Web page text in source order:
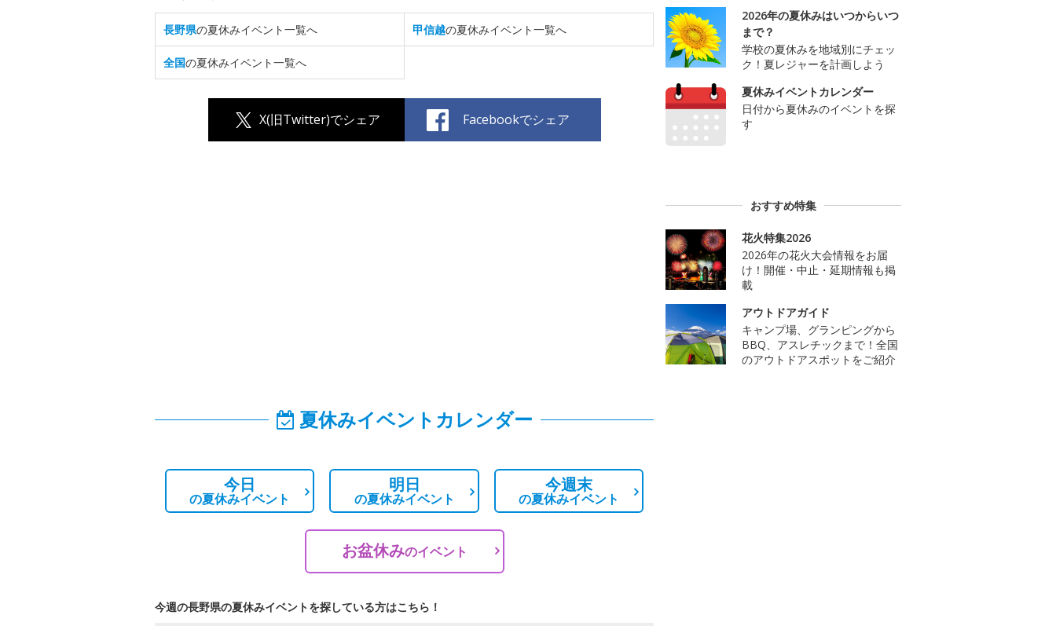
長野県の夏休みイベント一覧へ 甲信越の夏休みイベント一覧へ
全国の夏休みイベント一覧へ
X(旧Twitter)でシェア Facebookでシェア
夏休みイベントカレンダー
今日
の夏休みイベント
明日
の夏休みイベント
今週末
の夏休みイベント
お盆休みのイベント
今週の長野県の夏休みイベントを探している方はこちら！
2026年の夏休みはいつからいつ
まで？
学校の夏休みを地域別にチェッ
ク！夏レジャーを計画しよう
夏休みイベントカレンダー
日付から夏休みのイベントを探
す
おすすめ特集
花火特集2026
2026年の花火大会情報をお届
け！開催・中止・延期情報も掲
載
アウトドアガイド
キャンプ場、グランピングから
BBQ、アスレチックまで！全国
のアウトドアスポットをご紹介